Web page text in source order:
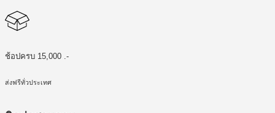
ช้อปครบ 15,000 .-
ส่งฟรีทั่วประเทศ